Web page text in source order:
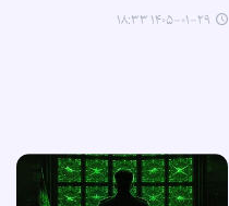
۱۴۰۵-۰۱-۲۹ ۱۸:۳۳